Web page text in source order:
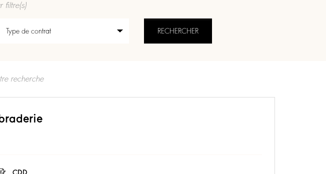
filtre(s)
recherche
CDD